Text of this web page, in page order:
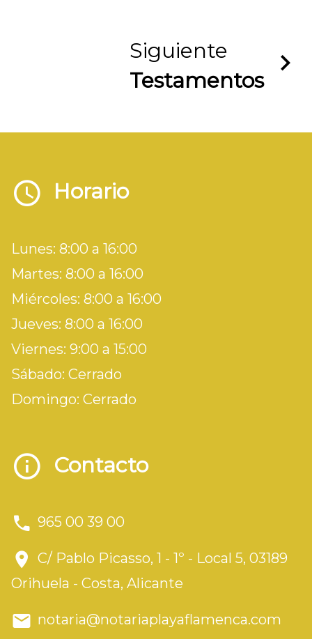
Siguiente
Testamentos
Horario
Lunes: 8:00 a 16:00
Martes: 8:00 a 16:00
Miércoles: 8:00 a 16:00
Jueves: 8:00 a 16:00
Viernes: 9:00 a 15:00
Sábado: Cerrado
Domingo: Cerrado
Contacto
965 00 39 00
C/ Pablo Picasso, 1 - 1º - Local 5, 03189
Orihuela - Costa, Alicante
notaria@notariaplayaflamenca.com